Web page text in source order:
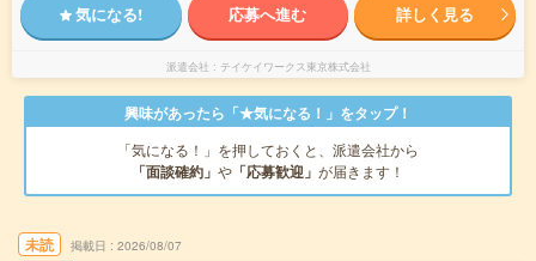
気になる! 応募へ進む 詳しく見る
派遣会社 テイケイワークス東京株式会社
興味があったら「★気になる！」をタップ！
「気になる！」を押しておくと、派遣会社から
「面談確約」 や 「応募歓迎」 が届きます！
未読 掲載日 2026/08/07